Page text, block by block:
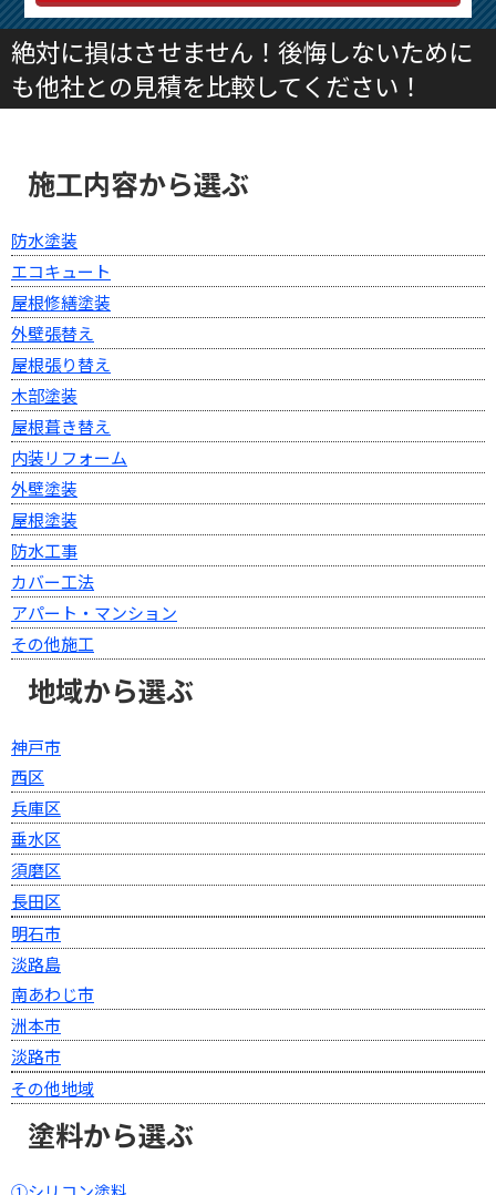
絶対に損はさせません！後悔しないために
も他社との見積を比較してください！
施工内容から選ぶ
防水塗装
エコキュート
屋根修繕塗装
外壁張替え
屋根張り替え
木部塗装
屋根葺き替え
内装リフォーム
外壁塗装
屋根塗装
防水工事
カバー工法
アパート・マンション
その他施工
地域から選ぶ
神戸市
西区
兵庫区
垂水区
須磨区
長田区
明石市
淡路島
南あわじ市
洲本市
淡路市
その他地域
塗料から選ぶ